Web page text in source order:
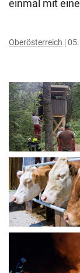
einmal mit
Oberösterreich